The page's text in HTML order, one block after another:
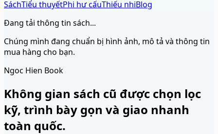
SáchTiểu thuyếtPhi hư cấuThiếu nhiBlog
Đang tải thông tin sách...
Chúng mình đang chuẩn bị hình ảnh, mô tả và thông tin
mua hàng cho bạn.
Ngoc Hien Book
Không gian sách cũ được chọn lọc
kỹ, trình bày gọn và giao nhanh
toàn quốc.